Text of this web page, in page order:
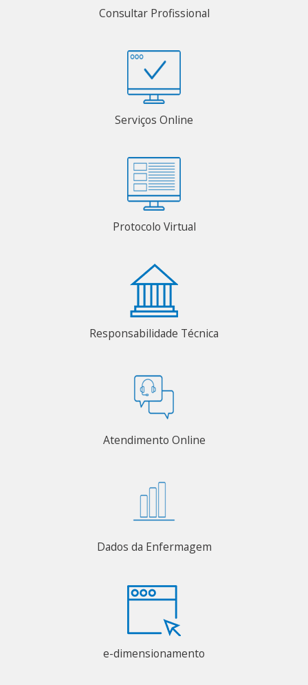
Consultar Profissional
Serviços Online
Protocolo Virtual
Responsabilidade Técnica
Atendimento Online
Dados da Enfermagem
e-dimensionamento